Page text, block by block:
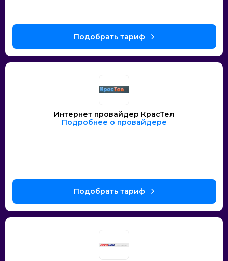
Интернет провайдер КрасТел
Подробнее о провайдере